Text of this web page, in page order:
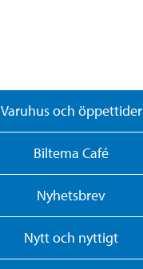
Varuhus och öppettider
Biltema Café
Nyhetsbrev
Nytt och nyttigt